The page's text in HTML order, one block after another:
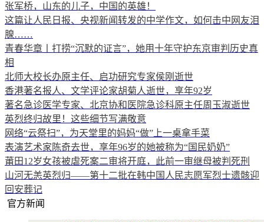
张军桥，山东的儿子，中国的英雄！
这篇让人民日报、央视新闻转发的中学作文，如何击中网友泪
腺……
青春华章丨打捞“沉默的证言”，她用十年守护东京审判历史真
相
北师大校长办原主任、启功研究专家侯刚逝世
香港著名报人、文学评论家胡菊人逝世，享年92岁
著名急诊医学专家、北京协和医院急诊科原主任周玉淑逝世
英烈终归故里！这些细节写满敬意
网络“云祭扫”，为天堂里的妈妈“做”上一桌拿手菜
表演艺术家陈奇去世，享年96岁的她被称为“国民奶奶”
莆田12岁女孩被虐死案二审将开庭，此前一审继母被判死刑
山河无恙英烈归——第十二批在韩中国人民志愿军烈士遗骸迎
回安葬记
官方新闻